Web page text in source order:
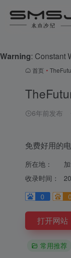
Warning: Constant
首页 •
6年前发布
免费好用的
所在地：
收录时间：
0
0
打开网站
常用推荐